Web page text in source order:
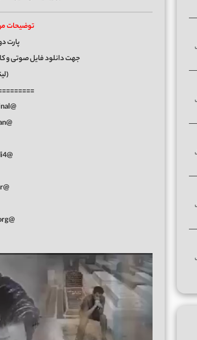
توضیحات
پارت
جهت دانلود فایل صوتی و
@mortezajavanorginal
@mortezajavan_fan
@asgharmohamadi4
@hosein.forouhar
@amir_rezazadehorg